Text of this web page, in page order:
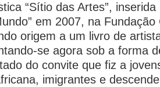
“Sítio das Artes”,
em 2007, na Fundação
origem a um livro de
se agora sob a forma
do convite que fiz a
imigrantes e